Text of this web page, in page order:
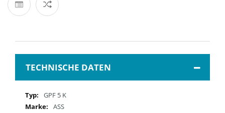
TECHNISCHE DATEN
Mehr
Informationen
GPF 5 K
ASS